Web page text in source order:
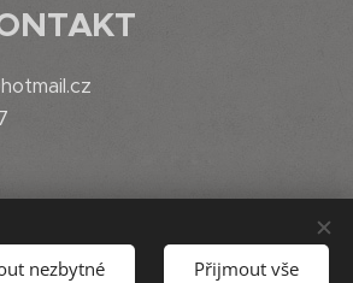
nezbytné Přijmout vše